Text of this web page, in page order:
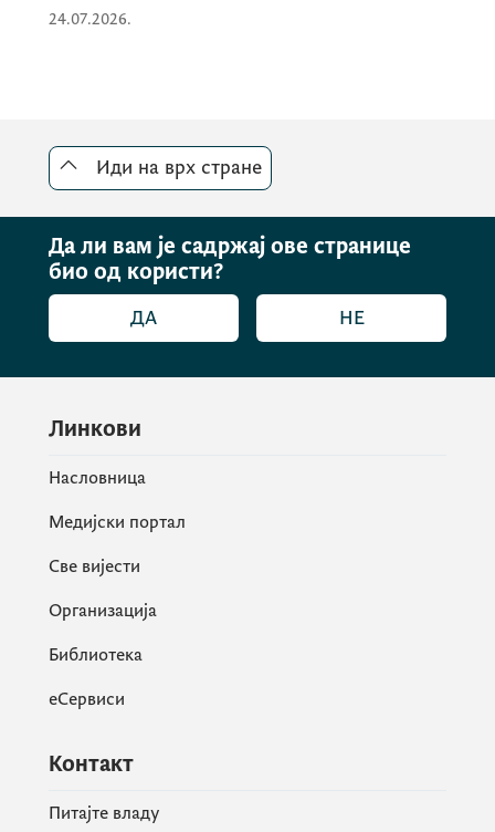
активности. Захвалио је на подршци
Црне Горе кад је у питању
евроатлантски пут БиХ и исказао
увјерење да ће земље Западног
Балкана у догледном периоду бити
саставни дио Европске уније.
24.07.2026.
Иди на врх стране
Да ли вам је садржај ове странице
био од користи?
ДА НЕ
Линкови
Насловница
Медијски портал
Све вијести
Организација
Библиотека
еСервиси
Контакт
Питајте владу